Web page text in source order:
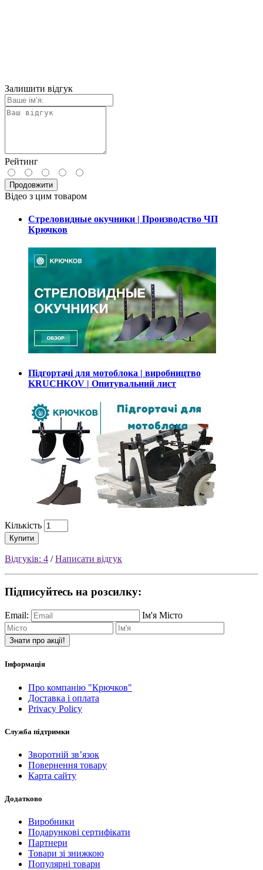
Залишити відгук
Рейтинг
Продовжити
Відео з цим товаром
Стреловидные окучники | Производство ЧП
Крючков
Підгортачі для мотоблока | виробництво
KRUCHKOV | Опитувальний лист
Кількість
Купити
Відгуків: 4 /Написати відгук
Підписуйтесь на розсилку:
Email: Ім'я Місто
Знати про акції!
Інформація
Про компанію "Крючков"
Доставка і оплата
Privacy Policy
Служба підтримки
Зворотній зв’язок
Повернення товару
Карта сайту
Додатково
Виробники
Подарункові сертифікати
Партнери
Товари зі знижкою
Популярні товари